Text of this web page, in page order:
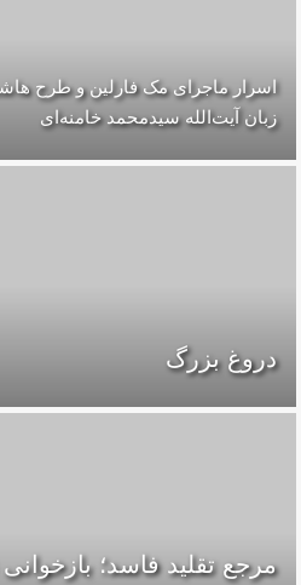
اسرار ماجرای مک فارلین و طرح
زبان آیت‌الله سیدمحمد خامنه‌ای
دروغ بزرگ
مرجع تقلید فاسد؛